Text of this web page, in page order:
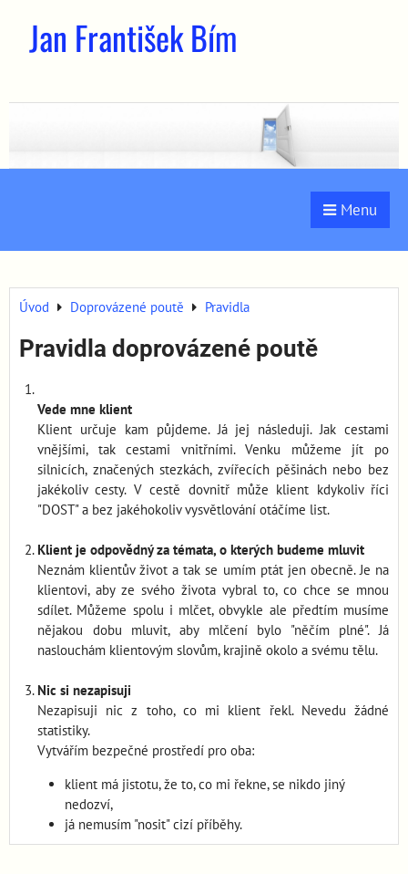
Jan František Bím
Menu
Úvod Doprovázené poutě Pravidla
Pravidla doprovázené poutě
Vede mne klient
Klient určuje kam půjdeme. Já jej následuji. Jak cestami
vnějšími, tak cestami vnitřními. Venku můžeme jít po
silnicích, značených stezkách, zvířecích pěšinách nebo bez
jakékoliv cesty. V cestě dovnitř může klient kdykoliv říci
"DOST" a bez jakéhokoliv vysvětlování otáčíme list.
Klient je odpovědný za témata, o kterých budeme mluvit
Neznám klientův život a tak se umím ptát jen obecně. Je na
klientovi, aby ze svého života vybral to, co chce se mnou
sdílet. Můžeme spolu i mlčet, obvykle ale předtím musíme
nějakou dobu mluvit, aby mlčení bylo "něčím plné". Já
naslouchám klientovým slovům, krajině okolo a svému tělu.
Nic si nezapisuji
Nezapisuji nic z toho, co mi klient řekl. Nevedu žádné
statistiky.
Vytvářím bezpečné prostředí pro oba:
klient má jistotu, že to, co mi řekne, se nikdo jiný
nedozví,
já nemusím "nosit" cizí příběhy.